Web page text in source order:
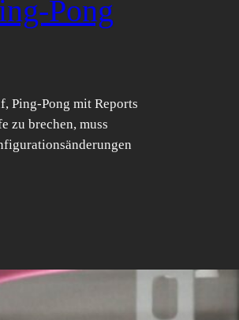
Pong
Ping-Pong mit Reports
zu brechen, muss